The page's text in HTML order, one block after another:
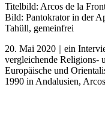
Titelbild: Arcos de la
Bild: Pantokrator in der
Tahüll, gemeinfrei
20. Mai 2020 || ein
vergleichende Religions-
Europäische und
1990 in Andalusien,